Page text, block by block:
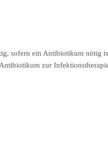
sofern ein Antibiotikum nötig
zur